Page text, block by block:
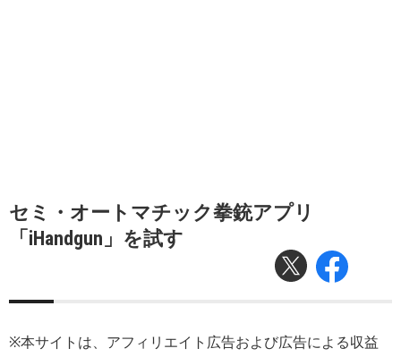
セミ・オートマチック拳銃アプリ
「iHandgun」を試す
※本サイトは、アフィリエイト広告および広告による収益